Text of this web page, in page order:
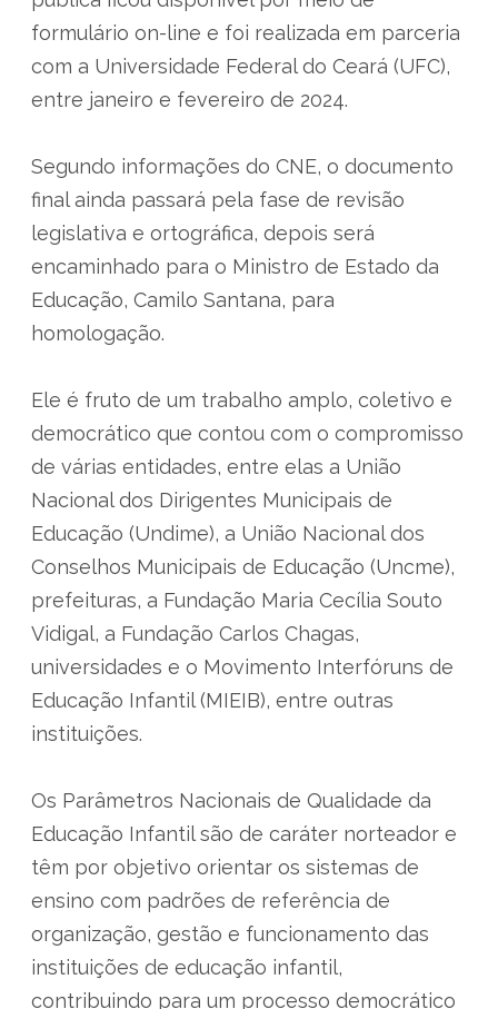
formulário on-line e foi realizada em parceria
com a Universidade Federal do Ceará (UFC),
entre janeiro e fevereiro de 2024.
Segundo informações do CNE, o documento
final ainda passará pela fase de revisão
legislativa e ortográfica, depois será
encaminhado para o Ministro de Estado da
Educação, Camilo Santana, para
homologação.
Ele é fruto de um trabalho amplo, coletivo e
democrático que contou com o compromisso
de várias entidades, entre elas a União
Nacional dos Dirigentes Municipais de
Educação (Undime), a União Nacional dos
Conselhos Municipais de Educação (Uncme),
prefeituras, a Fundação Maria Cecília Souto
Vidigal, a Fundação Carlos Chagas,
universidades e o Movimento Interfóruns de
Educação Infantil (MIEIB), entre outras
instituições.
Os Parâmetros Nacionais de Qualidade da
Educação Infantil são de caráter norteador e
têm por objetivo orientar os sistemas de
ensino com padrões de referência de
organização, gestão e funcionamento das
instituições de educação infantil,
contribuindo para um processo democrático